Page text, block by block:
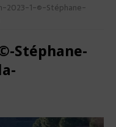
2023-1-©-Stéphane-
Stéphane-